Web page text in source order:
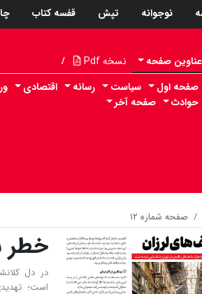
نوجوانه تپش قفسه کتاب
عناوین صفحه نسخه Pdf /
صفحه اول سیاست رسانه اقتصادی
حوادث
صفحه آخر
صفحه شماره ۱۲
خطر
در دل